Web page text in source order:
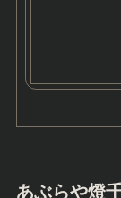
あぶらや燈